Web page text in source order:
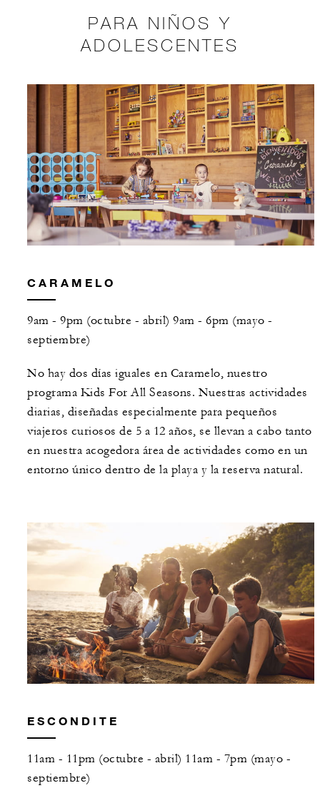
PARA NIÑOS Y
ADOLESCENTES
CARAMELO
9am - 9pm (octubre - abril) 9am - 6pm (mayo -
septiembre)
No hay dos días iguales en Caramelo, nuestro
programa Kids For All Seasons. Nuestras actividades
diarias, diseñadas especialmente para pequeños
viajeros curiosos de 5 a 12 años, se llevan a cabo tanto
en nuestra acogedora área de actividades como en un
entorno único dentro de la playa y la reserva natural.
ESCONDITE
11am - 11pm (octubre - abril) 11am - 7pm (mayo -
septiembre)